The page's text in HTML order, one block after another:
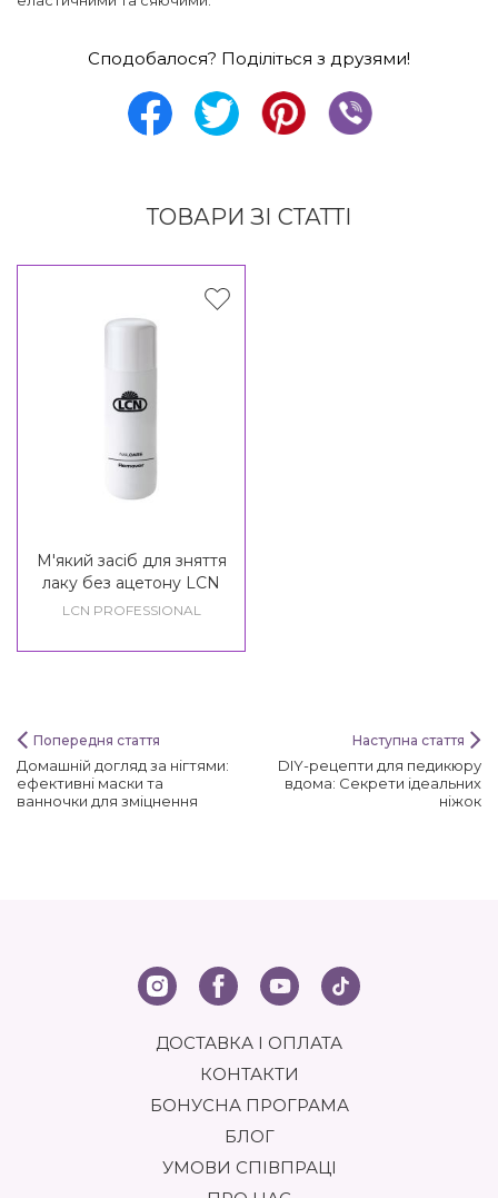
Сподобалося? Поділіться з друзями!
ТОВАРИ ЗІ СТАТТІ
М'який засіб для зняття
лаку без ацетону LCN
Remover
LCN PROFESSIONAL
Попередня стаття
Домашній догляд за нігтями:
ефективні маски та
ванночки для зміцнення
Наступна стаття
DIY-рецепти для педикюру
вдома: Секрети ідеальних
ніжок
ДОСТАВКА І ОПЛАТА
КОНТАКТИ
БОНУСНА ПРОГРАМА
БЛОГ
УМОВИ СПІВПРАЦІ